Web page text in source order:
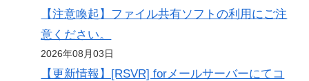
【注意喚起】ファイル共有ソフトの利用にご注
意ください。
2026年08月03日
【更新情報】[RSVR] forメールサーバーにてコ